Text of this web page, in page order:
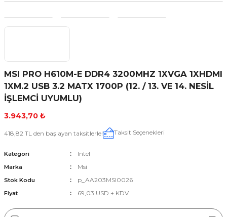
MSI PRO H610M-E DDR4 3200MHZ 1XVGA 1XHDMI
1XM.2 USB 3.2 MATX 1700P (12. / 13. VE 14. NESİL
İŞLEMCİ UYUMLU)
3.943,70 ₺
418,82 TL den başlayan taksitlerle! Taksit Seçenekleri
Kategori Intel
Marka Msi
Stok Kodu p_AA203MSI0026
Fiyat 69,03 USD + KDV